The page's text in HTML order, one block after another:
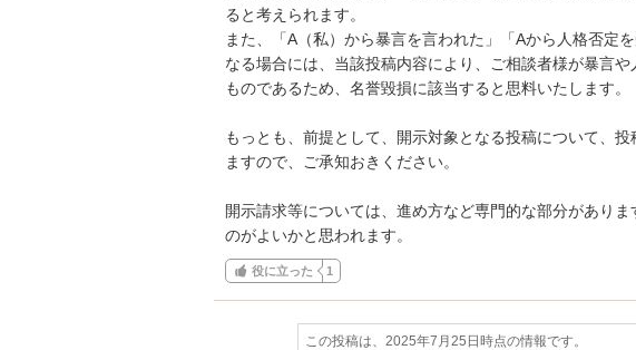
ると考えられます。
また、「A（私）から暴言を言われた」「Aから人格否定
なる場合には、当該投稿内容により、ご相談者様が暴言
ものであるため、名誉毀損に該当すると思料いたします。
もっとも、前提として、開示対象となる投稿について、
ますので、ご承知おきください。
開示請求等については、進め方など専門的な部分があり
のがよいかと思われます。
役に立った 1
この投稿は、2025年7月25日時点の情報です。